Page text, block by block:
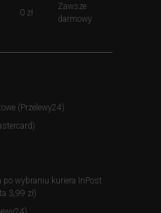
0 zł
Zawsze
darmowy
(Przelewy24)
wybraniu kuriera InPost
3,99 zł)